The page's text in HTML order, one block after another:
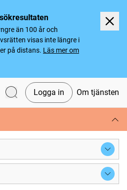
än 100 år och
visas inte längre i
på distans. Läs mer om
Logga in Om tjänsten